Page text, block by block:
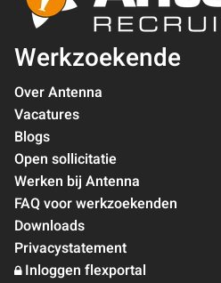
Werkzoekende
Over Antenna
Vacatures
Blogs
Open sollicitatie
Werken bij Antenna
FAQ voor werkzoekenden
Downloads
Privacystatement
Inloggen flexportal